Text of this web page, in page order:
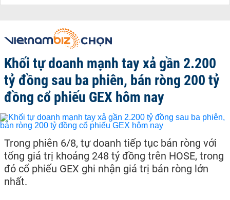
Khối tự doanh mạnh tay xả gần 2.200
tỷ đồng sau ba phiên, bán ròng 200 tỷ
đồng cổ phiếu GEX hôm nay
Trong phiên 6/8, tự doanh tiếp tục bán ròng với
tổng giá trị khoảng 248 tỷ đồng trên HOSE, trong
đó cổ phiếu GEX ghi nhận giá trị bán ròng lớn
nhất.